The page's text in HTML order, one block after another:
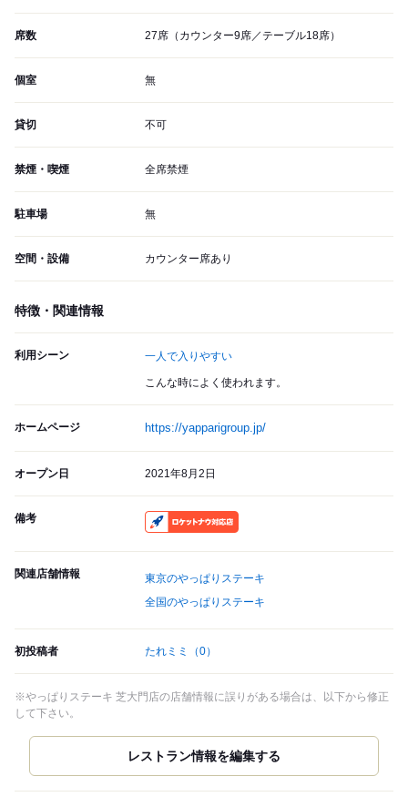
席数 27席（カウンター9席／テーブル18席）
個室 無
貸切 不可
禁煙・喫煙 全席禁煙
駐車場 無
空間・設備 カウンター席あり
特徴・関連情報
利用シーン 一人で入りやすい
こんな時によく使われます。
ホームページ https://yapparigroup.jp/
オープン日 2021年8月2日
備考
関連店舗情報
東京のやっぱりステーキ
全国のやっぱりステーキ
初投稿者 たれミミ （0）
※やっぱりステーキ 芝大門店の店舗情報に誤りがある場合は、以下から修正
して下さい。